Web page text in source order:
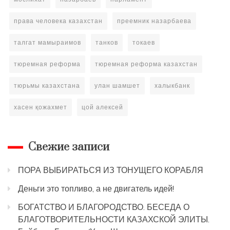
права человека казахстан преемник назарбаева
талгат мамыраимов танков токаев
тюремная реформа тюремная реформа казахстан
тюрьмы казахстана улан шамшет халыкбанк
хасен қожахмет цой алексей
Свежие записи
ПОРА ВЫБИРАТЬСЯ ИЗ ТОНУЩЕГО КОРАБЛЯ
Деньги это топливо, а не двигатель идей!
БОГАТСТВО И БЛАГОРОДСТВО. БЕСЕДА О
БЛАГОТВОРИТЕЛЬНОСТИ КАЗАХСКОЙ ЭЛИТЫ.